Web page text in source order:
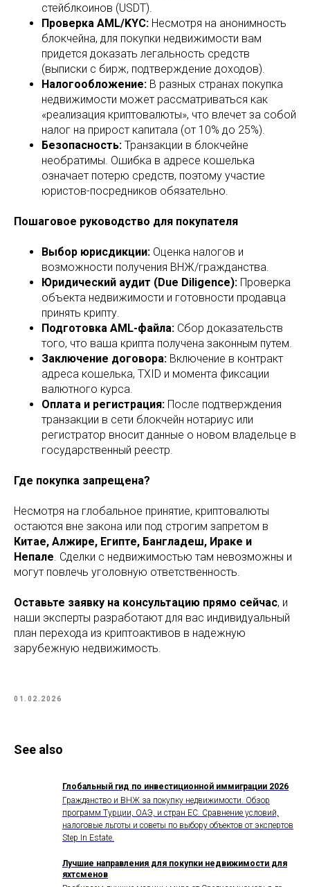
стейблкоинов (USDT).
Проверка AML/KYC: Несмотря на анонимность
блокчейна, для покупки недвижимости вам
придется доказать легальность средств
(выписки с бирж, подтверждение доходов).
Налогообложение: В разных странах покупка
недвижимости может рассматриваться как
«реализация криптовалюты», что влечет за собой
налог на прирост капитала (от 10% до 25%).
Безопасность: Транзакции в блокчейне
необратимы. Ошибка в адресе кошелька
означает потерю средств, поэтому участие
юристов-посредников обязательно.
Пошаговое руководство для покупателя
Выбор юрисдикции: Оценка налогов и
возможности получения ВНЖ/гражданства.
Юридический аудит (Due Diligence): Проверка
объекта недвижимости и готовности продавца
принять крипту.
Подготовка AML-файла: Сбор доказательств
того, что ваша крипта получена законным путем.
Заключение договора: Включение в контракт
адреса кошелька, TXID и момента фиксации
валютного курса.
Оплата и регистрация: После подтверждения
транзакции в сети блокчейн нотариус или
регистратор вносит данные о новом владельце в
государственный реестр.
Где покупка запрещена?
Несмотря на глобальное принятие, криптовалюты
остаются вне закона или под строгим запретом в
Китае, Алжире, Египте, Бангладеш, Ираке и
Непале. Сделки с недвижимостью там невозможны и
могут повлечь уголовную ответственность.
Оставьте заявку на консультацию прямо сейчас, и
наши эксперты разработают для вас индивидуальный
план перехода из криптоактивов в надежную
зарубежную недвижимость.
01.02.2026
See also
Глобальный гид по инвестиционной иммиграции 2026
Гражданство и ВНЖ за покупку недвижимости. Обзор
программ Турции, ОАЭ, и стран ЕС. Сравнение условий,
налоговые льготы и советы по выбору объектов от экспертов
Step In Estate.
Лучшие направления для покупки недвижимости для
яхтсменов